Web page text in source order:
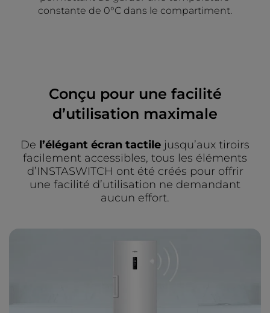
constante de 0°C dans le compartiment.
Conçu pour une facilité
d’utilisation maximale
De l’élégant écran tactile jusqu’aux tiroirs
facilement accessibles, tous les éléments
d’INSTASWITCH ont été créés pour offrir
une facilité d’utilisation ne demandant
aucun effort.